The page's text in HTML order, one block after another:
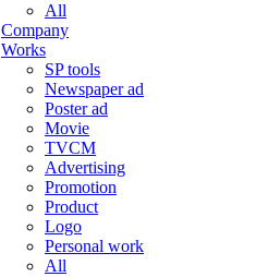
All
Company
Works
SP tools
Newspaper ad
Poster ad
Movie
TVCM
Advertising
Promotion
Product
Logo
Personal work
All